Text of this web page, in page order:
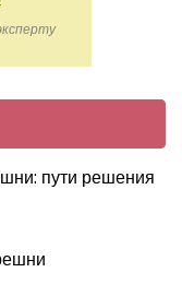
пути решения